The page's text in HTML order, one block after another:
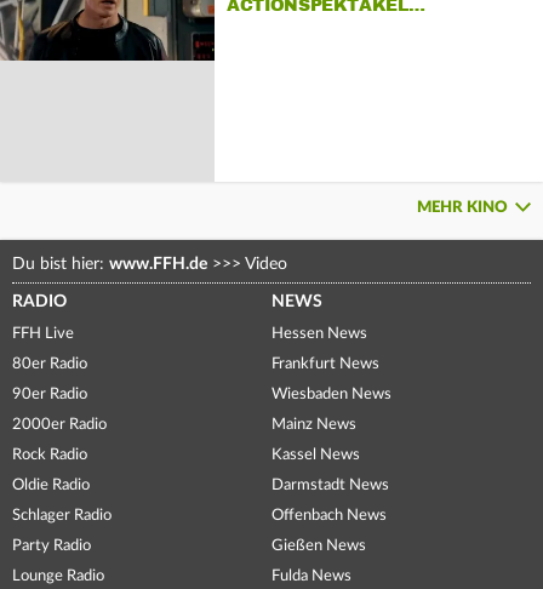
ACTIONSPEKTAKEL…
MEHR KINO
Du bist hier: www.FFH.de >>> Video
RADIO
FFH Live
80er Radio
90er Radio
2000er Radio
Rock Radio
Oldie Radio
Schlager Radio
Party Radio
Lounge Radio
NEWS
Hessen News
Frankfurt News
Wiesbaden News
Mainz News
Kassel News
Darmstadt News
Offenbach News
Gießen News
Fulda News